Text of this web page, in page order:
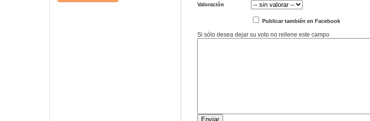
Valoración
Publicar también en Facebook
Si sólo desea dejar su voto no rellene este campo